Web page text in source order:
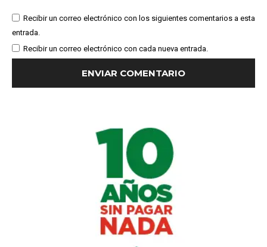
Recibir un correo electrónico con los siguientes comentarios a esta
entrada.
Recibir un correo electrónico con cada nueva entrada.